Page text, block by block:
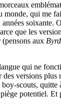
monde, qui me
que les
(pensons aux
qui ne
versions
scouts,
potentiel.